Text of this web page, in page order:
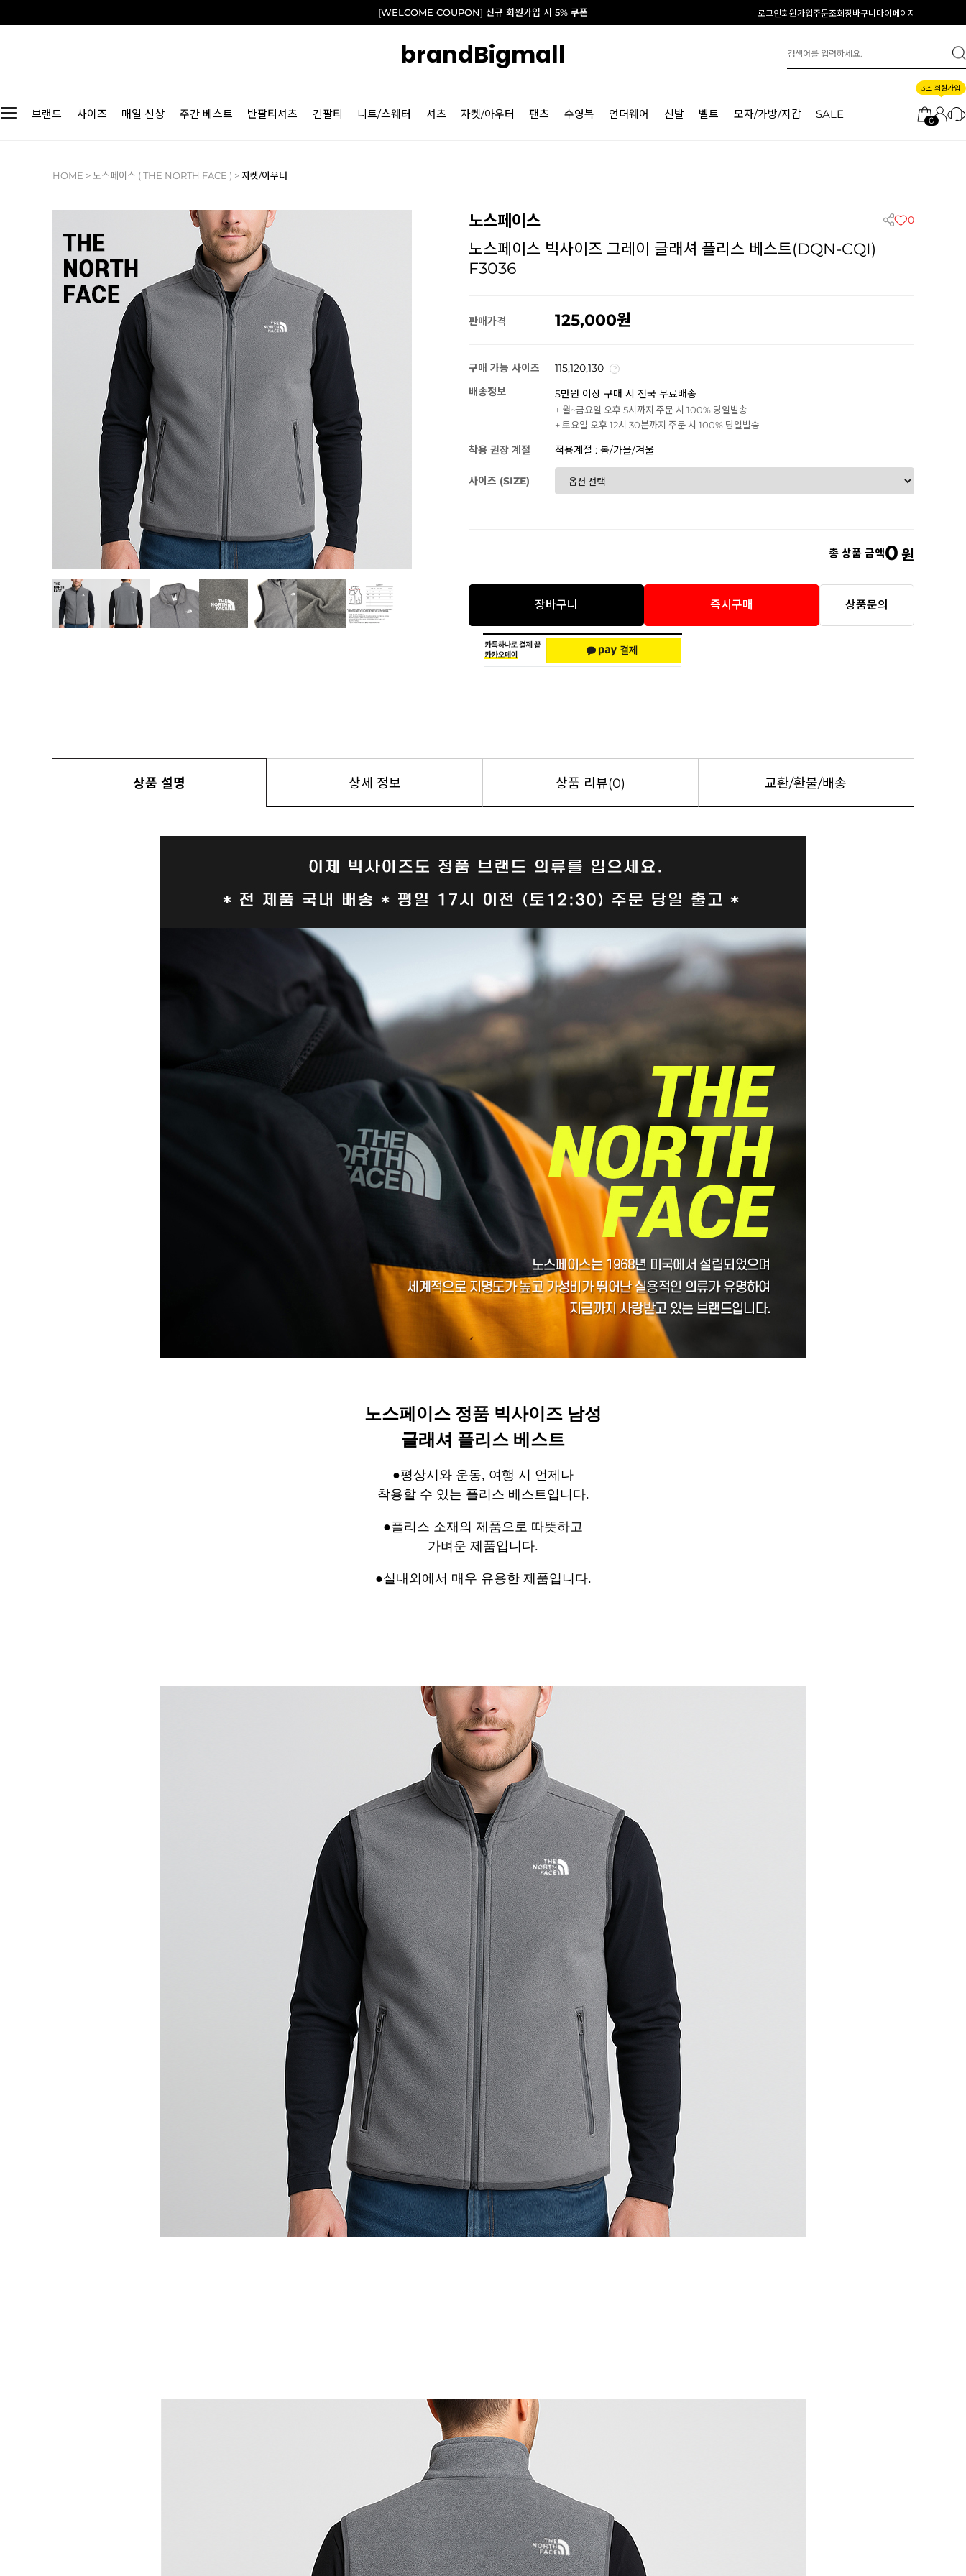
[WELCOME COUPON] 신규 회원가입 시 5% 쿠폰 로그인회원가입주문조회장바구니 마이페이지
brandBigmall
브랜드 사이즈 매일 신상 주간 베스트 반팔티셔츠 긴팔티 니트/스웨터 셔츠 자켓/아우터 팬츠 수영복 언더웨어 신발 벨트 모자/가방/지갑 SALE 0
3초 회원가입
HOME >노스페이스 ( THE NORTH FACE ) > 자켓/아우터
노스페이스 0
노스페이스 빅사이즈 그레이 글래셔 플리스 베스트(DQN-CQI)
F3036
판매가격 125,000
구매 가능 사이즈
115,120,130
배송정보
5만원 이상 구매 시 전국 무료배송
+ 월~금요일 오후 5시까지 주문 시 100% 당일발송
+ 토요일 오후 12시 30분까지 주문 시 100% 당일발송
착용 권장 계절 적용계절 : 봄/가을/겨울
사이즈 (SIZE)
총 상품 금액0 원
장바구니 즉시구매 상품문의
상품 설명 상세 정보 상품 리뷰(0) 교환/환불/배송
노스페이스 정품 빅사이즈 남성
글래셔 플리스 베스트
●평상시와 운동, 여행 시 언제나
착용할 수 있는 플리스 베스트입니다.
●플리스 소재의 제품으로 따뜻하고
가벼운 제품입니다.
●실내외에서 매우 유용한 제품입니다.